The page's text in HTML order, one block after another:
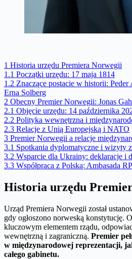
1 Historia urzędu Premiera Norwegii
1.1 Początki urzędu: 17 maja 1814
1.2 Znaczące postacie w historii: Peder
Erna Solberg
2 Obecny Premier Norwegii: Jonas
2.1 Objęcie urzędu: 14 października
2.2 Polityka wewnętrzna i
2.3 Relacje z Unią Europejską i NATO
3 Premier Norwegii a relacje
3.1 Spotkania dyplomatyczne i wizyty
3.2 Wsparcie dla Ukrainy: deklaracje i
3.3 Współpraca z Polską: Ambasada
Historia urzędu
Urząd Premiera Norwegii został
gdy ogłoszono norweską konstytucję.
kluczowym elementem rządu,
wewnętrzną i zagraniczną. Premier
w międzynarodowej reprezentacji,
całego gabinetu.